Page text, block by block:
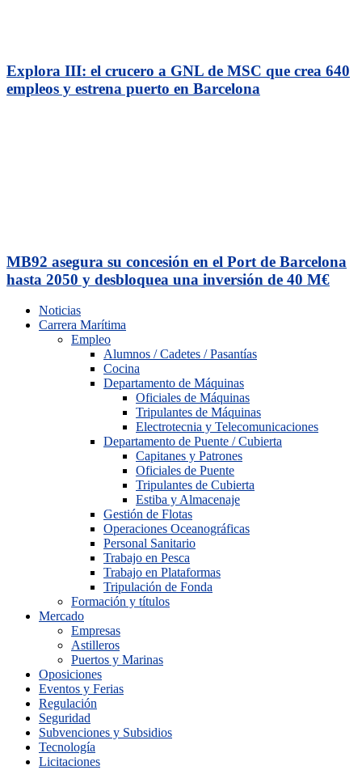
Explora III: el crucero a GNL de MSC que crea 640
empleos y estrena puerto en Barcelona
MB92 asegura su concesión en el Port de Barcelona
hasta 2050 y desbloquea una inversión de 40 M€
Noticias
Carrera Marítima
Empleo
Alumnos / Cadetes / Pasantías
Cocina
Departamento de Máquinas
Oficiales de Máquinas
Tripulantes de Máquinas
Electrotecnia y Telecomunicaciones
Departamento de Puente / Cubierta
Capitanes y Patrones
Oficiales de Puente
Tripulantes de Cubierta
Estiba y Almacenaje
Gestión de Flotas
Operaciones Oceanográficas
Personal Sanitario
Trabajo en Pesca
Trabajo en Plataformas
Tripulación de Fonda
Formación y títulos
Mercado
Empresas
Astilleros
Puertos y Marinas
Oposiciones
Eventos y Ferias
Regulación
Seguridad
Subvenciones y Subsidios
Tecnología
Licitaciones